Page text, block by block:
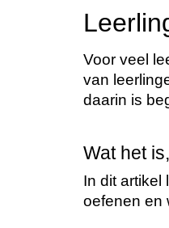
Voor veel
van
daarin is
Wat het
In dit artikel
oefenen en